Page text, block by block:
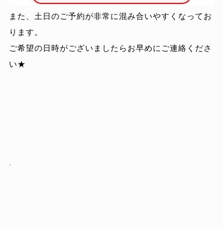
また、土日のご予約が非常に混み合いやすくなってお
ります。
ご希望の日時がございましたらお早めにご連絡くださ
い★